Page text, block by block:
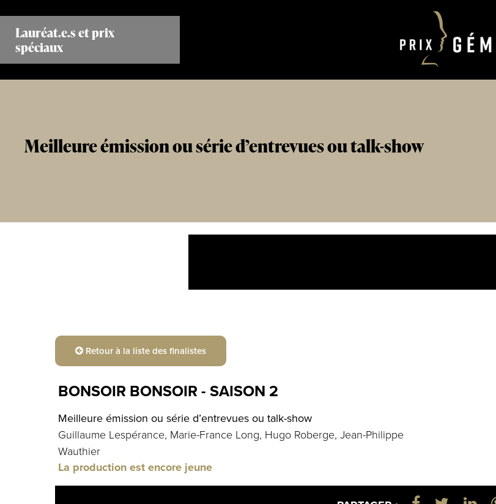
contenu
principal
Lauréat.e.s et prix
spéciaux
Meilleure émission ou série d’entrevues ou talk-show
Retour à la liste des finalistes
BONSOIR BONSOIR - SAISON 2
Meilleure émission ou série d’entrevues ou talk-show
Guillaume Lespérance, Marie-France Long, Hugo Roberge, Jean-Philippe
Wauthier
La production est encore jeune